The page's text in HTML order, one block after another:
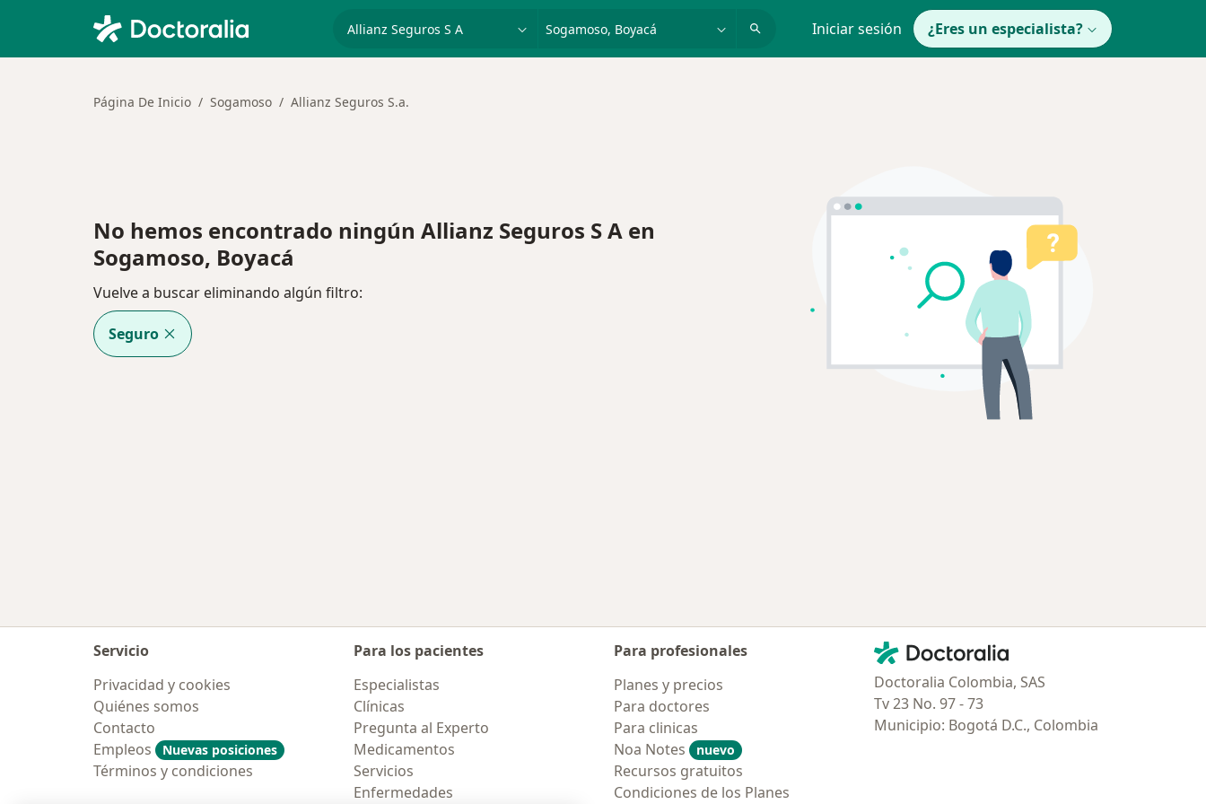
Iniciar sesión ¿Eres un especialista?
Página De Inicio Sogamoso Allianz Seguros S.a.
No hemos encontrado ningún Allianz Seguros S A en
Sogamoso, Boyacá
Vuelve a buscar eliminando algún filtro:
Seguro
Servicio
Privacidad y cookies
Quiénes somos
Contacto
Empleos
Nuevas posiciones
Términos y condiciones
Para los pacientes
Especialistas
Clínicas
Pregunta al Experto
Medicamentos
Servicios
Enfermedades
Para profesionales
Planes y precios
Para doctores
Para clinicas
Noa Notes
nuevo
Recursos gratuitos
Condiciones de los Planes
Contacto
Doctoralia - Página de inicio
Doctoralia Colombia, SAS
Tv 23 No. 97 - 73
Municipio: Bogotá D.C., Colombia